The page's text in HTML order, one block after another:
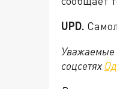
UPD.
Уважаемые
соцсетях